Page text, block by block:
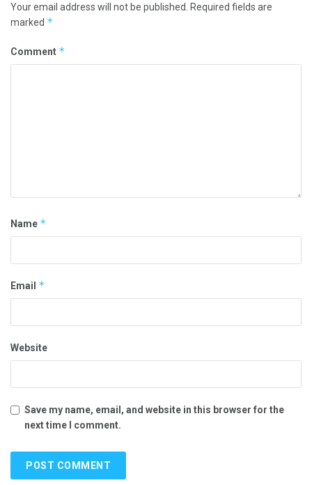
Your email address will not be published.
Required fields are
marked *
Comment *
Name *
Email *
Website
Save my name, email, and website in this browser for the
next time I comment.